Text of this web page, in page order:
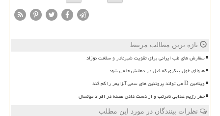
تازه ترین مطالب مرتبط
سفارش های طب ایرانی برای تقویت شیرمادر و سلامت نوزاد
هیولای غول پیکری که فیل در دهانش جا می شود
ویتامین D می تواند پروتئین های سمی آلزایمر را کم کند
خطر رژیم غذایی نامرتب و از دست دادن عضله در افراد میانسال
نظرات بینندگان در مورد این مطلب